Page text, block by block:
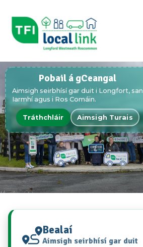
▾
Pobail á gCeangal
Aimsigh seirbhísí gar duit i Longfort, san
Iarmhí agus i Ros Comáin.
Tráthchláir Aimsigh Turais
Bealaí
Aimsigh seirbhísí gar duit